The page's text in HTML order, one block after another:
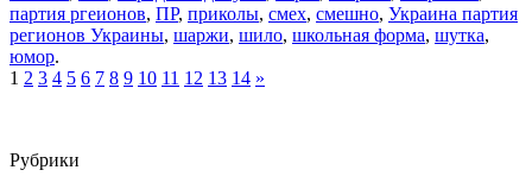
партия ргеионов, ПР, приколы, смех, смешно, Украина партия
регионов Украины, шаржи, шило, школьная форма, шутка,
юмор.
1 2 3 4 5 6 7 8 9 10 11 12 13 14 »
Рубрики